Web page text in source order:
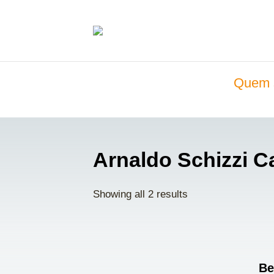
Quem
Arnaldo Schizzi
Showing all 2 results